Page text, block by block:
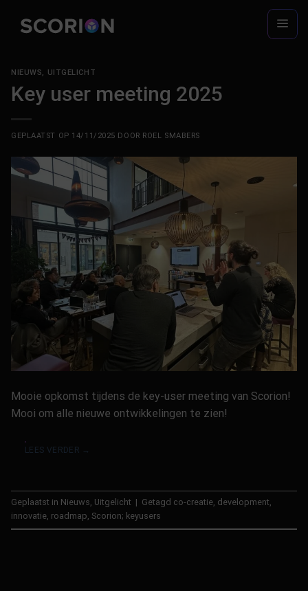
NIEUWS, UITGELICHT
Key user meeting 2025
GEPLAATST OP 14/11/2025 DOOR ROEL SMABERS
Mooie opkomst tijdens de key-user meeting van Scorion!
Mooi om alle nieuwe ontwikkelingen te zien!
LEES VERDER →
Geplaatst in Nieuws Uitgelicht | Getagd co-creatie development
innovatie roadmap Scorion; keyusers